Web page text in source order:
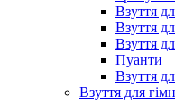
Взуття
Взуття
Взуття
Пуанти
Взуття
Взуття для